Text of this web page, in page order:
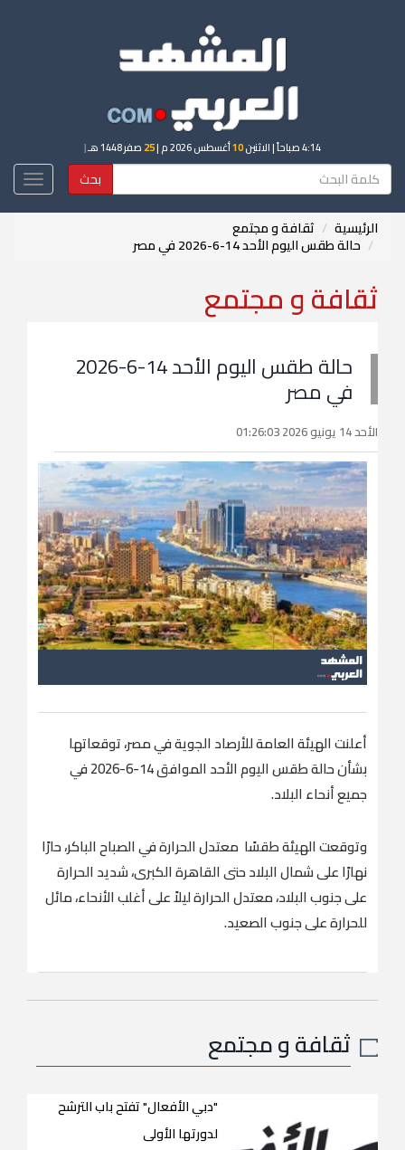
4:14 صباحاً | الاثنين10أغسطس 2026 م | 25 صفر 1448 هـ |
بحث
الرئيسية ثقافة و مجتمع
حالة طقس اليوم الأحد 14-6-2026 في مصر
ثقافة و مجتمع
حالة طقس اليوم الأحد 14-6-2026
في مصر
الأحد 14 يونيو 2026 01:26:03
أعلنت الهيئة العامة للأرصاد الجوية في مصر، توقعاتها
بشأن حالة طقس اليوم الأحد الموافق 14-6-2026 في
جميع أنحاء البلاد.
وتوقعت الهيئة طقسًا معتدل الحرارة في الصباح الباكر، حارًا
نهارًا على شمال البلاد حتى القاهرة الكبرى، شديد الحرارة
على جنوب البلاد، معتدل الحرارة ليلاً على أغلب الأنحاء، مائل
للحرارة على جنوب الصعيد.
ثقافة و مجتمع
"دبي الأفعال" تفتح باب الترشح
لدورتها الأولى